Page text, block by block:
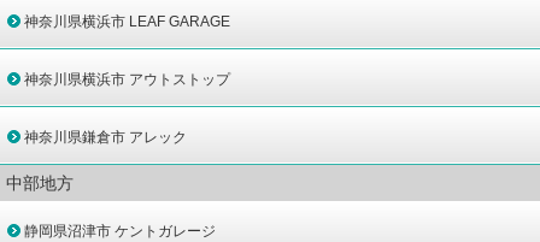
神奈川県横浜市 LEAF GARAGE
神奈川県横浜市 アウトストップ
神奈川県鎌倉市 アレック
中部地方
静岡県沼津市 ケントガレージ